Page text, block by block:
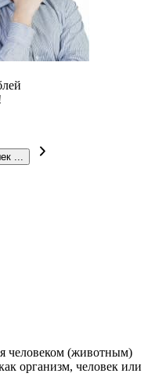
...
человеком (животным)
организм, человек или